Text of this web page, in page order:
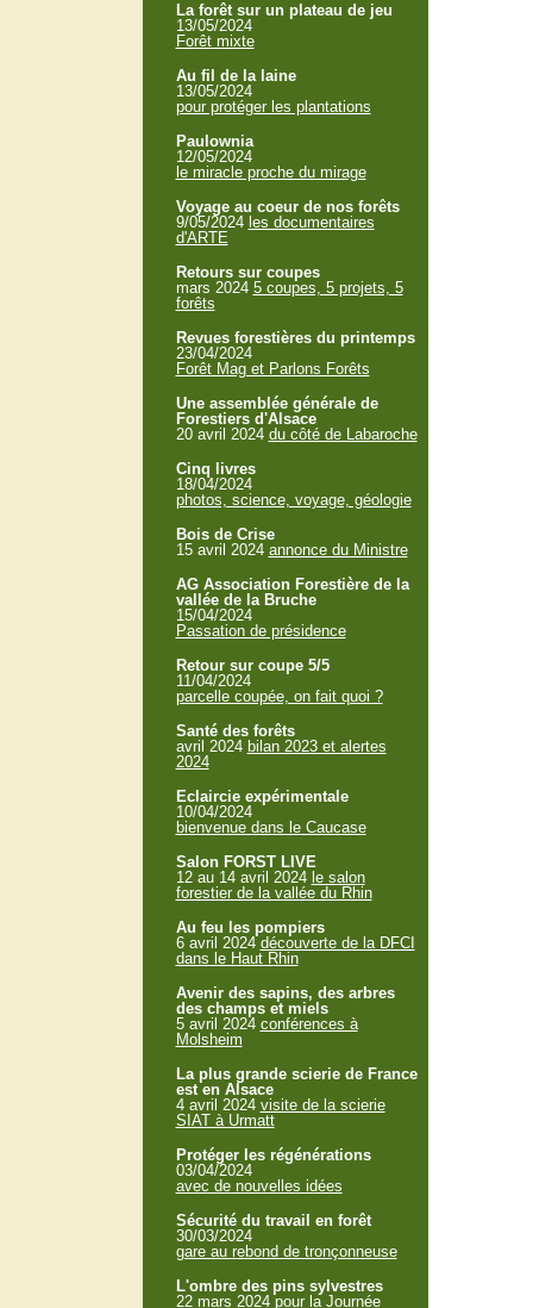
La forêt sur un plateau de jeu
13/05/2024
Forêt mixte
Au fil de la laine
13/05/2024
pour protéger les plantations
Paulownia
12/05/2024
le miracle proche du mirage
Voyage au coeur de nos forêts
9/05/2024 les documentaires
d'ARTE
Retours sur coupes
mars 2024 5 coupes, 5 projets, 5
forêts
Revues forestières du printemps
23/04/2024
Forêt Mag et Parlons Forêts
Une assemblée générale de
Forestiers d'Alsace
20 avril 2024 du côté de Labaroche
Cinq livres
18/04/2024
photos, science, voyage, géologie
Bois de Crise
15 avril 2024 annonce du Ministre
AG Association Forestière de la
vallée de la Bruche
15/04/2024
Passation de présidence
Retour sur coupe 5/5
11/04/2024
parcelle coupée, on fait quoi ?
Santé des forêts
avril 2024 bilan 2023 et alertes
2024
Eclaircie expérimentale
10/04/2024
bienvenue dans le Caucase
Salon FORST LIVE
12 au 14 avril 2024 le salon
forestier de la vallée du Rhin
Au feu les pompiers
6 avril 2024 découverte de la DFCI
dans le Haut Rhin
Avenir des sapins, des arbres
des champs et miels
5 avril 2024 conférences à
Molsheim
La plus grande scierie de France
est en Alsace
4 avril 2024 visite de la scierie
SIAT à Urmatt
Protéger les régénérations
03/04/2024
avec de nouvelles idées
Sécurité du travail en forêt
30/03/2024
gare au rebond de tronçonneuse
L'ombre des pins sylvestres
22 mars 2024 pour la Journée